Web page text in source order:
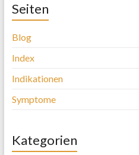
Seiten
Blog
Index
Indikationen
Symptome
Kategorien